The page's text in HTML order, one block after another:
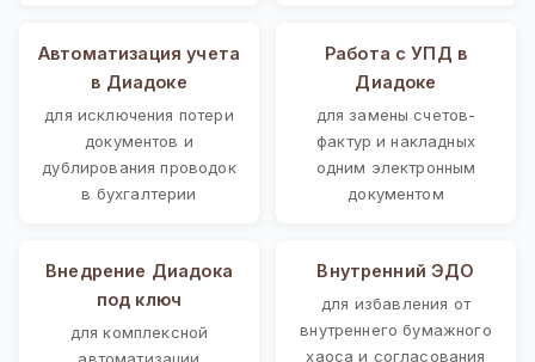
Автоматизация учета
в Диадоке
для исключения потери
документов и
дублирования проводок
в бухгалтерии
Работа с УПД в
Диадоке
для замены счетов-
фактур и накладных
одним электронным
документом
Внедрение Диадока
под ключ
для комплексной
Внутренний ЭДО
для избавления от
внутреннего бумажного
хаоса и согласования